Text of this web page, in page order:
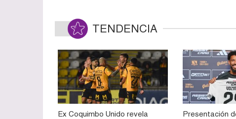
TENDENCIA
Ex Coquimbo Unido revela
Presentación